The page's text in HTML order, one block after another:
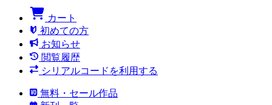
カート
初めての方
お知らせ
閲覧履歴
シリアルコードを利用する
無料・セール作品